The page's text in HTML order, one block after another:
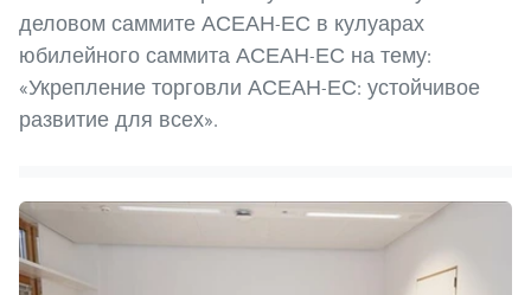
деловом саммите АСЕАН-ЕС в кулуарах
юбилейного саммита АСЕАН-ЕС на тему:
«Укрепление торговли АСЕАН-ЕС: устойчивое
развитие для всех».